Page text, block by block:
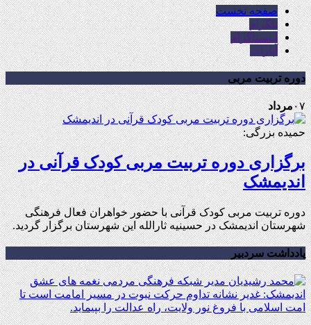
صفحه نخست
تلگرام
اینستاگرام
آپارات
دوره تربیت مربی
۰۷مرداد
حمیده بزرگی:
برگزاری دوره تربیت مربی کودک قرآنی در
اندیمشک
دوره تربیت مربی کودک قرآنی با حضور خواهران فعال فرهنگی
شهرستان اندیمشک در حسینیه ثارالله این شهرستان برگزار گردید.
یادداشت سردبیر